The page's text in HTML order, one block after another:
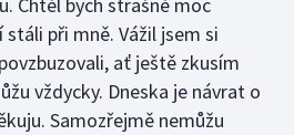
Chtěl bych strašně moc
při mně. Vážil jsem si
ať ještě zkusím
vždycky. Dneska je návrat o
Samozřejmě nemůžu